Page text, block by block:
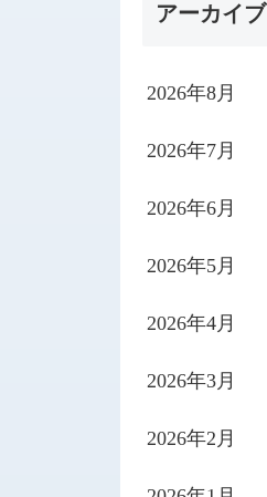
アーカイブ
2026年8月
2026年7月
2026年6月
2026年5月
2026年4月
2026年3月
2026年2月